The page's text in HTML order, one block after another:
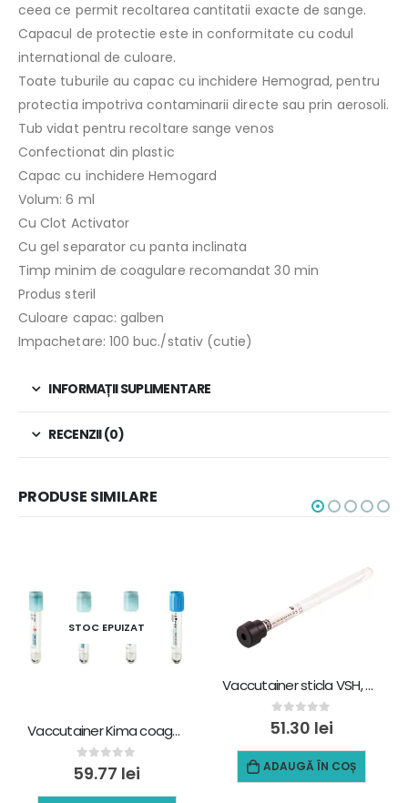
ceea ce permit recoltarea cantitatii exacte de sange.
Capacul de protectie este in conformitate cu codul
international de culoare.
Toate tuburile au capac cu inchidere Hemograd, pentru
protectia impotriva contaminarii directe sau prin aerosoli.
Tub vidat pentru recoltare sange venos
Confectionat din plastic
Capac cu inchidere Hemogard
Volum: 6 ml
Cu Clot Activator
Cu gel separator cu panta inclinata
Timp minim de coagulare recomandat 30 min
Produs steril
Culoare capac: galben
Impachetare: 100 buc./stativ (cutie)
INFORMAȚII SUPLIMENTARE
RECENZII (0)
PRODUSE SIMILARE
STOC EPUIZAT
Vaccutainer Kima coagulare, culoare dop azur, 0,2 ml Na Citrate 3,2% 2 ml (13×75 mm) – 100 bucati
0 out of 5
59.77 lei
Vaccutainer sticla VSH, culoare dop negru 3,8% 1,6 ml – 100 bucati
0out of 5
51.30 lei
ADAUGĂ ÎN COȘ